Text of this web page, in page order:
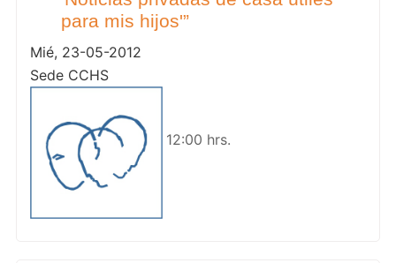
para mis hijos'”
Mié, 23-05-2012
Sede CCHS
12:00 hrs.